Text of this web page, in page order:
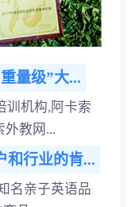
量级”大...
训机构,阿卡索
外教网...
和行业的肯...
名亲子英语品